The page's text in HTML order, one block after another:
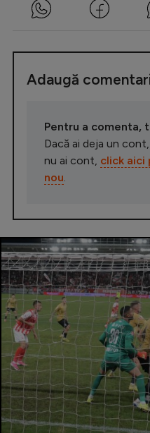
Adaugă
Pentru a comenta,
Dacă ai deja un cont,
nu ai cont, click aici
nou.